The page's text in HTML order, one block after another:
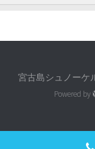
宮古島シュノーケ
Powered by